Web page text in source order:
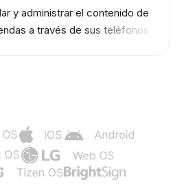
y administrar el contenido de
a través de sus teléfonos